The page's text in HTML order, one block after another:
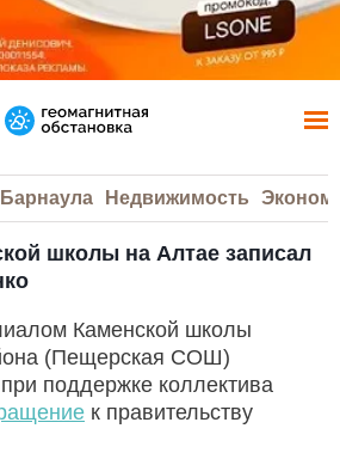
Недвижимость
школы на Алтае записал
Каменской школы
(Пещерская СОШ)
поддержке коллектива
к правительству